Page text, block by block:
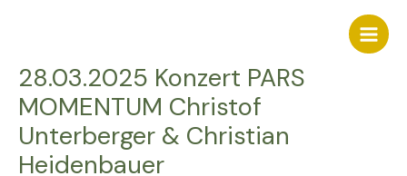
Main
28.03.2025 Konzert PARS
MOMENTUM Christof
Unterberger & Christian
Heidenbauer